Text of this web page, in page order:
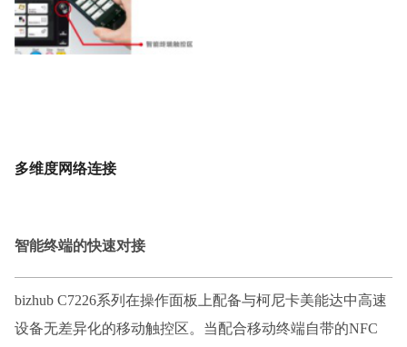
多维度网络连接
智能终端的快速对接
bizhub C7226系列在操作面板上配备与柯尼卡美能达中高速
设备无差异化的移动触控区。当配合移动终端自带的NFC